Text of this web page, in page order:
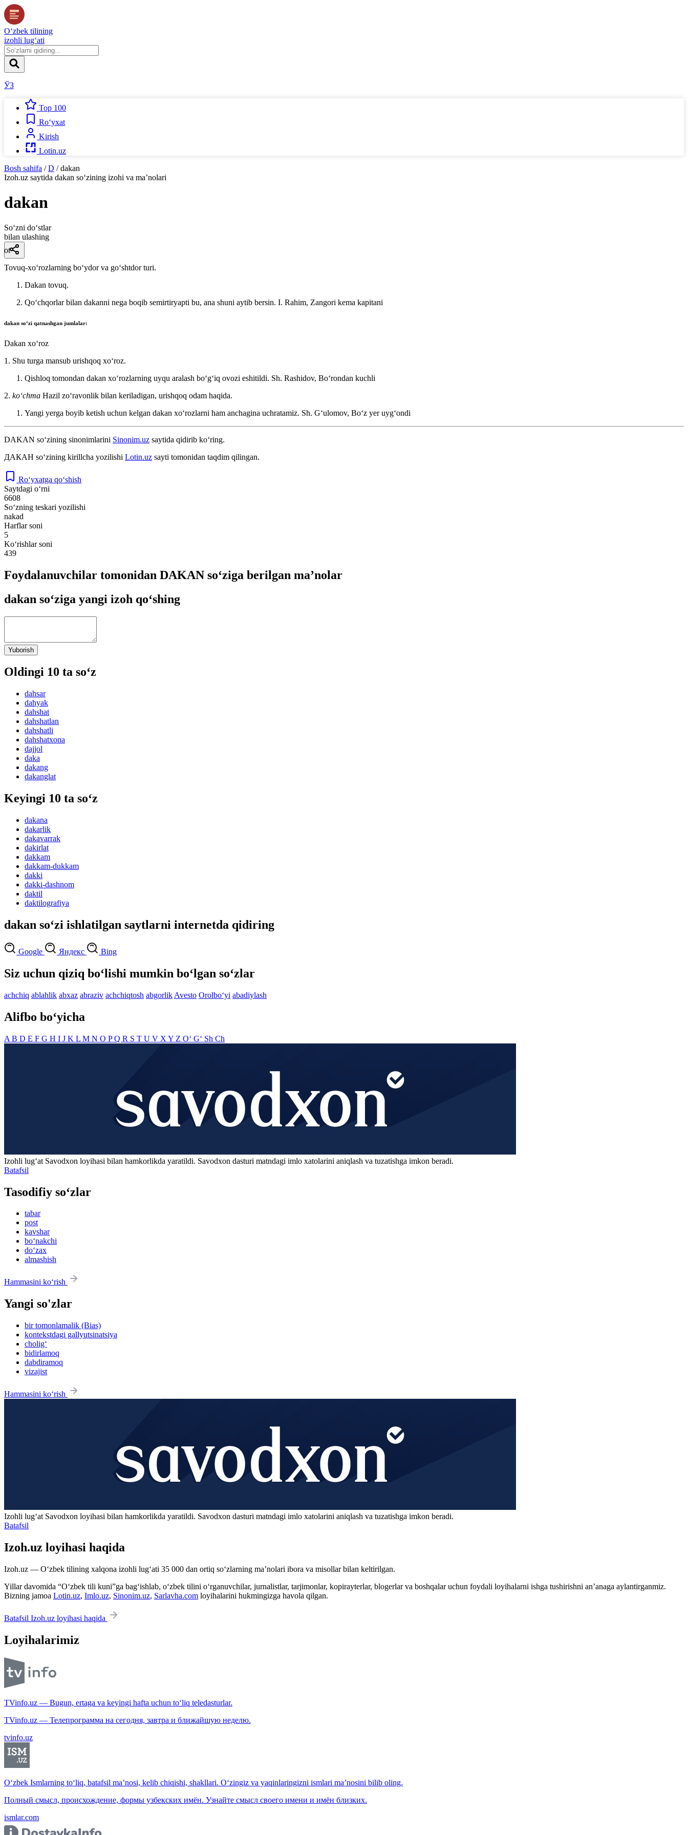
O‘zbek tilining
izohli lug‘ati
ЎЗ
Top 100
Ro‘yxat
Kirish
Lotin.uz
Bosh sahifa / D / dakan
Izoh.uz saytida dakan so‘zining izohi va ma’nolari
dakan
So‘zni do‘stlar
bilan ulashing
ot
Tovuq-xoʻrozlarning boʻydor va goʻshtdor turi.
Dakan tovuq.
Qoʻchqorlar bilan dakanni nega boqib semirtiryapti bu, ana shuni aytib bersin. I. Rahim, Zangori kema kapitani
dakan soʻzi qatnashgan jumlalar:
Dakan xoʻroz
1. Shu turga mansub urishqoq xoʻroz.
Qishloq tomondan dakan xoʻrozlarning uyqu aralash boʻgʻiq ovozi eshitildi. Sh. Rashidov, Boʻrondan kuchli
2. koʻchma Hazil zoʻravonlik bilan keriladigan, urishqoq odam haqida.
Yangi yerga boyib ketish uchun kelgan dakan xoʻrozlarni ham anchagina uchratamiz. Sh. Gʻulomov, Boʻz yer uygʻondi
DAKAN so‘zining sinonimlarini Sinonim.uz saytida qidirib ko‘ring.
ДАКАН so‘zining kirillcha yozilishi Lotin.uz sayti tomonidan taqdim qilingan.
Ro‘yxatga qo‘shish
Saytdagi o‘rni
6608
So‘zning teskari yozilishi
nakad
Harflar soni
5
Ko‘rishlar soni
439
Foydalanuvchilar tomonidan DAKAN so‘ziga berilgan ma’nolar
dakan so‘ziga yangi izoh qo‘shing
Yuborish
Oldingi 10 ta so‘z
dahsar
dahyak
dahshat
dahshatlan
dahshatli
dahshatxona
dajjol
daka
dakang
dakanglat
Keyingi 10 ta so‘z
dakana
dakarlik
dakavarrak
dakirlat
dakkam
dakkam-dukkam
dakki
dakki-dashnom
daktil
daktilografiya
dakan so‘zi ishlatilgan saytlarni internetda qidiring
Google Яндекс Bing
Siz uchun qiziq bo‘lishi mumkin bo‘lgan so‘zlar
achchiq ablahlik abxaz abraziv achchiqtosh abgorlik Avesto Orolbo‘yi abadiylash
Alifbo bo‘yicha
A B D E F G H I J K L M N O PQ R S T U V X Y Z O‘ G‘ Sh Ch
Izohli lugʻat Savodxon loyihasi bilan hamkorlikda yaratildi. Savodxon dasturi matndagi imlo xatolarini aniqlash va tuzatishga imkon beradi.
Batafsil
Tasodifiy so‘zlar
tabar
post
kavshar
bo‘nakchi
do‘zax
almashish
Hammasini ko‘rish
Yangi so'zlar
bir tomonlamalik (Bias)
kontekstdagi gallyutsinatsiya
cholig‘
bidirlamoq
dabdiramoq
vizajist
Hammasini ko‘rish
Izohli lugʻat Savodxon loyihasi bilan hamkorlikda yaratildi. Savodxon dasturi matndagi imlo xatolarini aniqlash va tuzatishga imkon beradi.
Batafsil
Izoh.uz loyihasi haqida
Izoh.uz — O‘zbek tilining xalqona izohli lug‘ati 35 000 dan ortiq so‘zlarning ma’nolari ibora va misollar bilan keltirilgan.
Yillar davomida “O‘zbek tili kuni”ga bag‘ishlab, o‘zbek tilini o‘rganuvchilar, jurnalistlar, tarjimonlar, kopirayterlar, blogerlar va boshqalar uchun foydali loyihalarni ishga tushirishni an’anaga aylantirganmiz.
Bizning jamoa Lotin.uz, Imlo.uz, Sinonim.uz, Sarlavha.com loyihalarini hukmingizga havola qilgan.
Batafsil Izoh.uz loyihasi haqida
Loyihalarimiz
TVinfo.uz — Bugun, ertaga va keyingi hafta uchun to‘liq teledasturlar.
TVinfo.uz — Телепрограмма на сегодня, завтра и ближайшую неделю.
tvinfo.uz
O‘zbek Ismlarning to‘liq, batafsil ma’nosi, kelib chiqishi, shakllari. O‘zingiz va yaqinlaringizni ismlari ma’nosini bilib oling.
Полный смысл, происхождение, формы узбекских имён. Узнайте смысл своего имени и имён близких.
ismlar.com